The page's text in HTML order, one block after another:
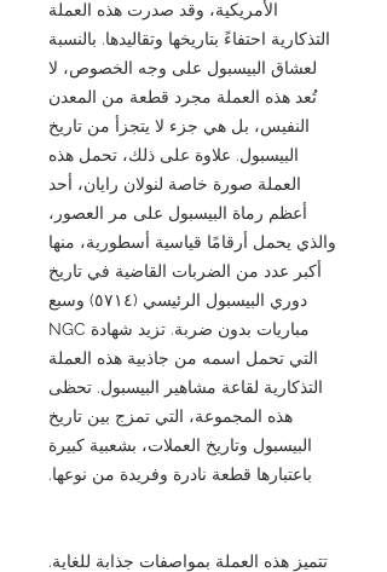
الأمريكية، وقد صدرت هذه العملة
التذكارية احتفاءً بتاريخها وتقاليدها. بالنسبة
لعشاق البيسبول على وجه الخصوص، لا
تُعد هذه العملة مجرد قطعة من المعدن
النفيس، بل هي جزء لا يتجزأ من تاريخ
البيسبول. علاوة على ذلك، تحمل هذه
العملة صورة خاصة لنولان رايان، أحد
أعظم رماة البيسبول على مر العصور،
والذي يحمل أرقامًا قياسية أسطورية، منها
أكبر عدد من الضربات القاضية في تاريخ
دوري البيسبول الرئيسي (٥٧١٤) وسبع
مباريات بدون ضربة. تزيد شهادة NGC
التي تحمل اسمه من جاذبية هذه العملة
التذكارية لقاعة مشاهير البيسبول. تحظى
هذه المجموعة، التي تمزج بين تاريخ
البيسبول وتاريخ العملات، بشعبية كبيرة
باعتبارها قطعة نادرة وفريدة من نوعها.
تتميز هذه العملة بمواصفات جذابة للغاية.